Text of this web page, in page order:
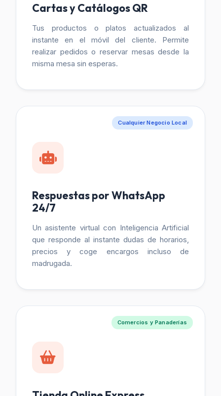
Cartas y Catálogos QR
Tus productos o platos actualizados al
instante en el móvil del cliente. Permite
realizar pedidos o reservar mesas desde la
misma mesa sin esperas.
Cualquier Negocio Local
Respuestas por WhatsApp
24/7
Un asistente virtual con Inteligencia Artificial
que responde al instante dudas de horarios,
precios y coge encargos incluso de
madrugada.
Comercios y Panaderías